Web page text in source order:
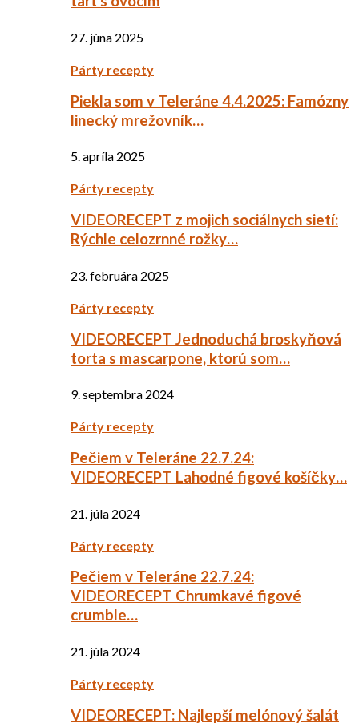
27. júna 2025
Párty recepty
Piekla som v Teleráne 4.4.2025: Famózny
linecký mrežovník…
5. apríla 2025
Párty recepty
VIDEORECEPT z mojich sociálnych sietí:
Rýchle celozrnné rožky…
23. februára 2025
Párty recepty
VIDEORECEPT Jednoduchá broskyňová
torta s mascarpone, ktorú som…
9. septembra 2024
Párty recepty
Pečiem v Teleráne 22.7.24:
VIDEORECEPT Lahodné figové košíčky…
21. júla 2024
Párty recepty
Pečiem v Teleráne 22.7.24:
VIDEORECEPT Chrumkavé figové
crumble…
21. júla 2024
Párty recepty
VIDEORECEPT: Najlepší melónový šalát